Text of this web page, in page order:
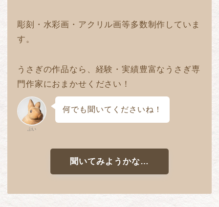
彫刻・水彩画・アクリル画等多数制作していま
す。
うさぎの作品なら、経験・実績豊富なうさぎ専
門作家におまかせください！
ぷい
何でも聞いてくださいね！
聞いてみようかな…